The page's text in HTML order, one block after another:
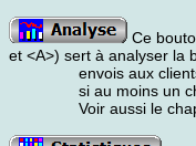
Ce
et <A>) sert à analyser la
envois aux
si au moins un
Voir aussi le